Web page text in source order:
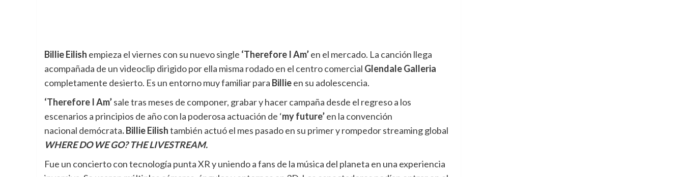
Billie Eilish empieza el viernes con su nuevo single ‘Therefore I Am’en el mercado. La canción llega
acompañada de un videoclip dirigido por ella misma rodado en el centro comercial Glendale Galleria
completamente desierto. Es un entorno muy familiar para Billieen su adolescencia.
‘Therefore I Am’sale tras meses de componer, grabar y hacer campaña desde el regreso a los
escenarios a principios de año con la poderosa actuación de ‘my future’en la convención
nacional demócrata. Billie Eilishtambién actuó el mes pasado en su primer y rompedor streaming global
WHERE DO WE GO? THE LIVESTREAM.
Fue un concierto con tecnología punta XR y uniendo a fans de la música del planeta en una experiencia